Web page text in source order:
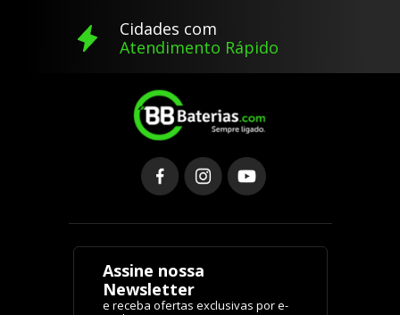
Cidades com
Atendimento Rápido
Assine nossa
Newsletter